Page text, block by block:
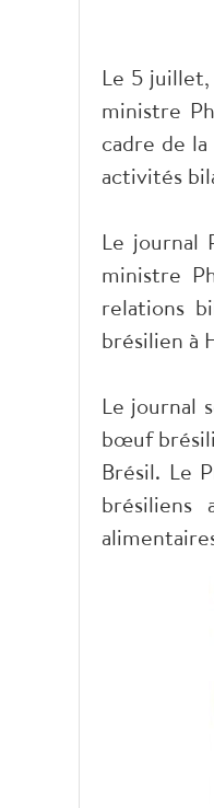
Le 5
ministre
cadre de
activités
Le journal
ministre
relations
brésilien à
Le journal
bœuf
Brésil. Le
brésiliens